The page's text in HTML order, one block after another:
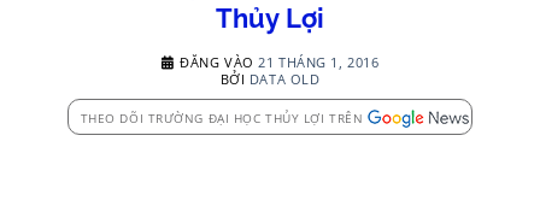
Thủy Lợi
ĐĂNG VÀO 21 THÁNG 1, 2016
BỞI DATA OLD
THEO DÕI TRƯỜNG ĐẠI HỌC THỦY LỢI TRÊN